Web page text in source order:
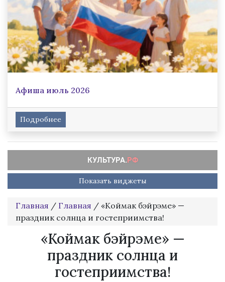
Афиша июль 2026
Подробнее
Показать виджеты
Главная / Главная / «Коймак бэйрэме» —
праздник солнца и гостеприимства!
«Коймак бэйрэме» —
праздник солнца и
гостеприимства!